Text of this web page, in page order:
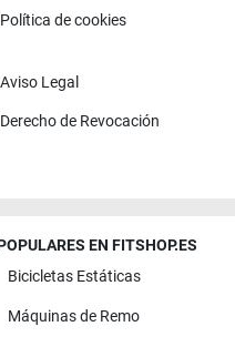
Política de cookies
Aviso Legal
Derecho de Revocación
EN FITSHOP.ES
Bicicletas Estáticas
Máquinas de Remo